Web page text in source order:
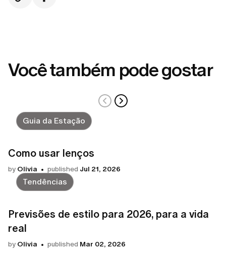
Você também pode gostar
Guia da Estação
Como usar lenços
by Olivia published Jul 21, 2026
Tendências
Previsões de estilo para 2026, para a vida
real
by Olivia published Mar 02, 2026